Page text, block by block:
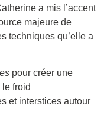
a mis l’accent
majeure de
techniques qu’elle a
pour créer une
froid
et interstices autour